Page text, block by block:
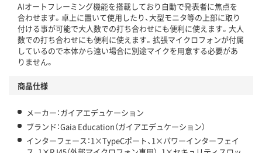
AIオートフレーミング機能を搭載しており自動で発表者に焦点を
合わせます。卓上に置いて使用したり、大型モニタ等の上部に取り
付ける事が可能で大人数での打ち合わせにも便利に使えます。大人
数での打ち合わせにも便利に使えます。拡張マイクロフォンが付属
しているので本体から遠い場合に別途マイクを用意する必要があ
りません。
商品仕様
メーカー：ガイアエデュケーション
ブランド：Gaia Education（ガイアエデュケーション）
インターフェース：1×TypeCポート、1×パワーインターフェイ